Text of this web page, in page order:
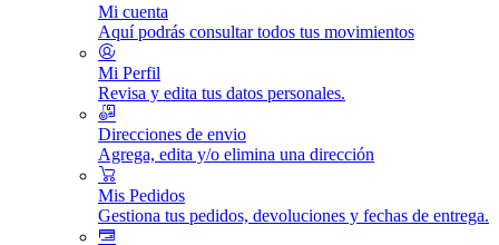
Mi cuenta
Aquí podrás consultar todos tus movimientos
Mi Perfil
Revisa y edita tus datos personales.
Direcciones de envio
Agrega, edita y/o elimina una dirección
Mis Pedidos
Gestiona tus pedidos, devoluciones y fechas de entrega.